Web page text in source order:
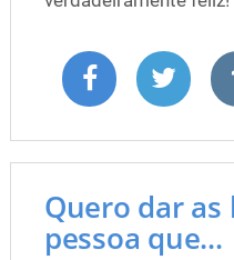
Quero dar as
pessoa que...